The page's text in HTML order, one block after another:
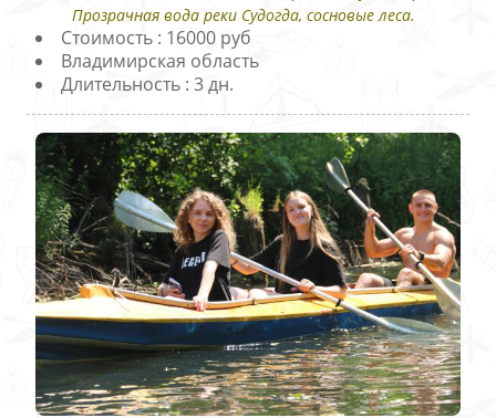
Прозрачная вода реки Судогда, сосновые леса.
Стоимость : 16000 руб
Владимирская область
Длительность : 3 дн.